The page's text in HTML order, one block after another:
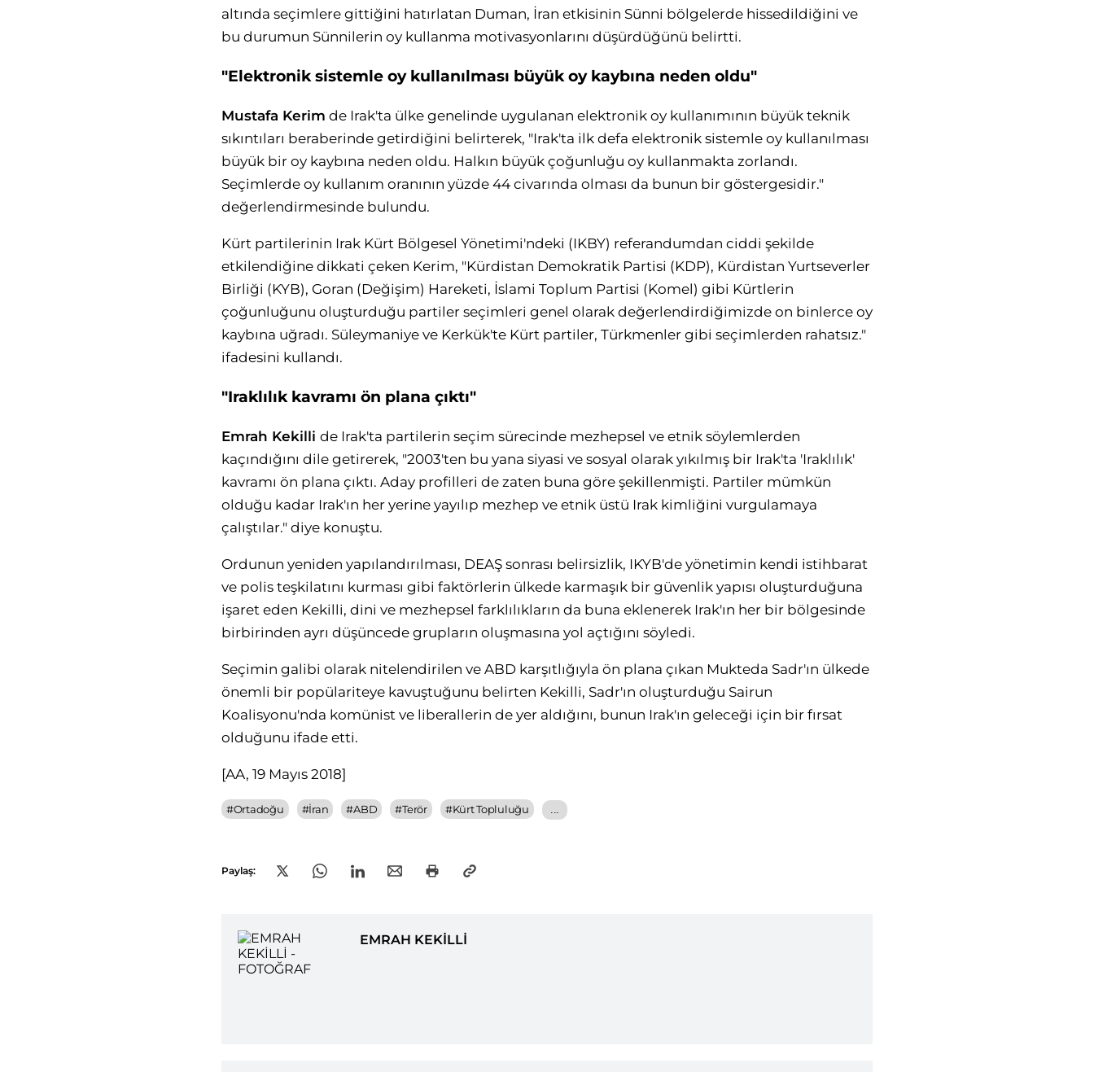
altında seçimlere gittiğini hatırlatan Duman, İran etkisinin Sünni bölgelerde hissedildiğini ve
bu durumun Sünnilerin oy kullanma motivasyonlarını düşürdüğünü belirtti.
"Elektronik sistemle oy kullanılması büyük oy kaybına neden oldu"
Mustafa Kerim de Irak'ta ülke genelinde uygulanan elektronik oy kullanımının büyük teknik
sıkıntıları beraberinde getirdiğini belirterek, "Irak'ta ilk defa elektronik sistemle oy kullanılması
büyük bir oy kaybına neden oldu. Halkın büyük çoğunluğu oy kullanmakta zorlandı.
Seçimlerde oy kullanım oranının yüzde 44 civarında olması da bunun bir göstergesidir."
değerlendirmesinde bulundu.
Kürt partilerinin Irak Kürt Bölgesel Yönetimi'ndeki (IKBY) referandumdan ciddi şekilde
etkilendiğine dikkati çeken Kerim, "Kürdistan Demokratik Partisi (KDP), Kürdistan Yurtseverler
Birliği (KYB), Goran (Değişim) Hareketi, İslami Toplum Partisi (Komel) gibi Kürtlerin
çoğunluğunu oluşturduğu partiler seçimleri genel olarak değerlendirdiğimizde on binlerce oy
kaybına uğradı. Süleymaniye ve Kerkük'te Kürt partiler, Türkmenler gibi seçimlerden rahatsız."
ifadesini kullandı.
"Iraklılık kavramı ön plana çıktı"
Emrah Kekilli de Irak'ta partilerin seçim sürecinde mezhepsel ve etnik söylemlerden
kaçındığını dile getirerek, "2003'ten bu yana siyasi ve sosyal olarak yıkılmış bir Irak'ta 'Iraklılık'
kavramı ön plana çıktı. Aday profilleri de zaten buna göre şekillenmişti. Partiler mümkün
olduğu kadar Irak'ın her yerine yayılıp mezhep ve etnik üstü Irak kimliğini vurgulamaya
çalıştılar." diye konuştu.
Ordunun yeniden yapılandırılması, DEAŞ sonrası belirsizlik, IKYB'de yönetimin kendi istihbarat
ve polis teşkilatını kurması gibi faktörlerin ülkede karmaşık bir güvenlik yapısı oluşturduğuna
işaret eden Kekilli, dini ve mezhepsel farklılıkların da buna eklenerek Irak'ın her bir bölgesinde
birbirinden ayrı düşüncede grupların oluşmasına yol açtığını söyledi.
Seçimin galibi olarak nitelendirilen ve ABD karşıtlığıyla ön plana çıkan Mukteda Sadr'ın ülkede
önemli bir popülariteye kavuştuğunu belirten Kekilli, Sadr'ın oluşturduğu Sairun
Koalisyonu'nda komünist ve liberallerin de yer aldığını, bunun Irak'ın geleceği için bir fırsat
olduğunu ifade etti.
[AA, 19 Mayıs 2018]
#Ortadoğu #İran #ABD #Terör #Kürt Topluluğu ...
Paylaş:
EMRAH KEKİLLİ